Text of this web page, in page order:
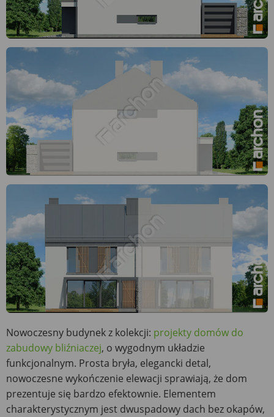
Nowoczesny budynek z kolekcji: projekty domów do
zabudowy bliźniaczej, o wygodnym układzie
funkcjonalnym. Prosta bryła, elegancki detal,
nowoczesne wykończenie elewacji sprawiają, że dom
prezentuje się bardzo efektownie. Elementem
charakterystycznym jest dwuspadowy dach bez okapów,